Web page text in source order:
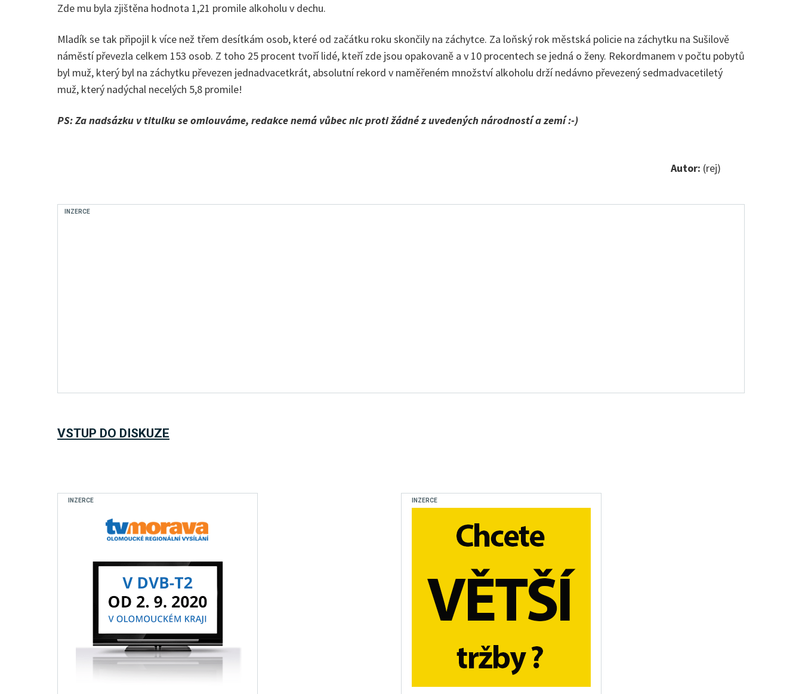
Zde mu byla zjištěna hodnota 1,21 promile alkoholu v dechu.
Mladík se tak připojil k více než třem desítkám osob, které od začátku roku skončily na záchytce. Za loňský rok městská policie na záchytku na Sušilově
náměstí převezla celkem 153 osob. Z toho 25 procent tvoří lidé, kteří zde jsou opakovaně a v 10 procentech se jedná o ženy. Rekordmanem v počtu pobytů
byl muž, který byl na záchytku převezen jednadvacetkrát, absolutní rekord v naměřeném množství alkoholu drží nedávno převezený sedmadvacetiletý
muž, který nadýchal necelých 5,8 promile!
PS: Za nadsázku v titulku se omlouváme, redakce nemá vůbec nic proti žádné z uvedených národností a zemí :-)
Autor: (rej)
INZERCE
VSTUP DO DISKUZE
INZERCE INZERCE